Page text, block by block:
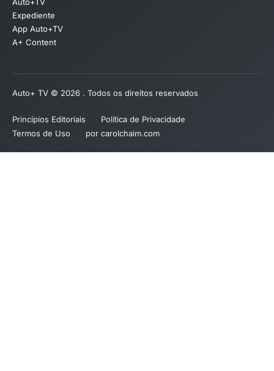
Expediente
App Auto+TV
A+ Content
Auto+ TV © 2026 . Todos os direitos reservados
Princípios Editoriais
Política de Privacidade
Termos de Uso
por carolchaim.com